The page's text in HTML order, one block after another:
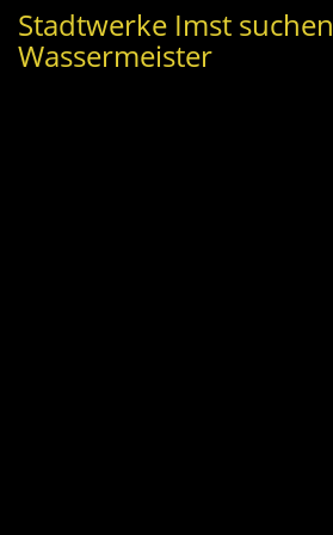
Stadtwerke Imst suchen
Wassermeister